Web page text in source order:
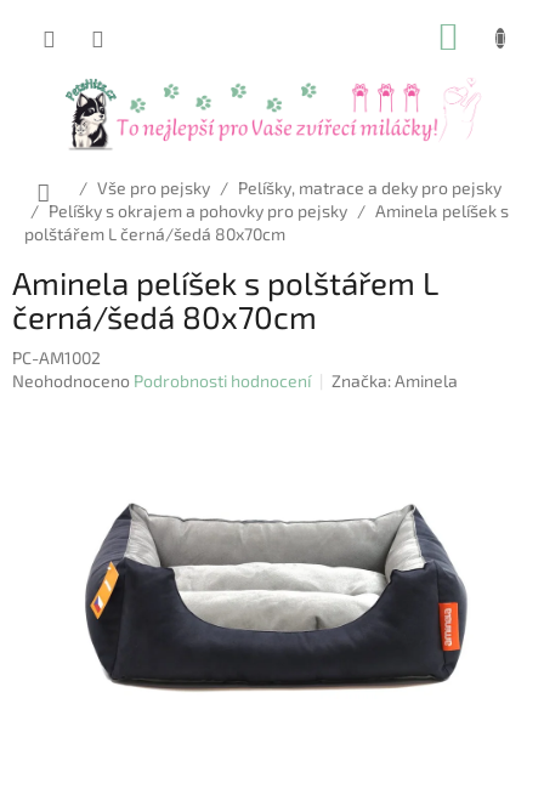
Domů
/ Vše pro pejsky / Pelíšky, matrace a deky pro pejsky
/ Pelíšky s okrajem a pohovky pro pejsky / Aminela pelíšek s
polštářem L černá/šedá 80x70cm
Aminela pelíšek s polštářem L
černá/šedá 80x70cm
PC-AM1002
Průměrné
Neohodnoceno Podrobnosti hodnocení Značka:Aminela